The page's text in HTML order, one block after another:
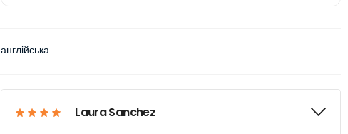
англійська
Laura Sanchez